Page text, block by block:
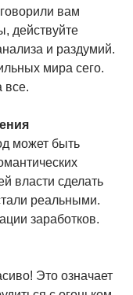
вам
действуйте
и раздумий.
мира сего.
все.
может быть
власти сделать
реальными.
заработков.
Это означает